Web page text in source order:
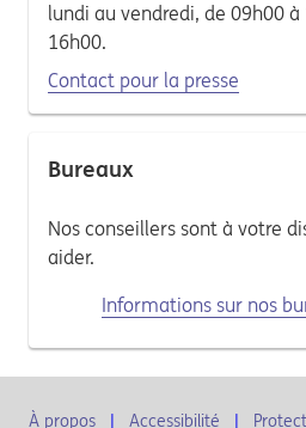
lundi au vendredi, de 09h00
16h00.
Contact pour la presse
Bureaux
Nos conseillers sont à votre
aider.
Informations sur nos
À propos Accessibilité